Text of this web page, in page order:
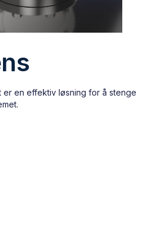
en effektiv løsning for å stenge